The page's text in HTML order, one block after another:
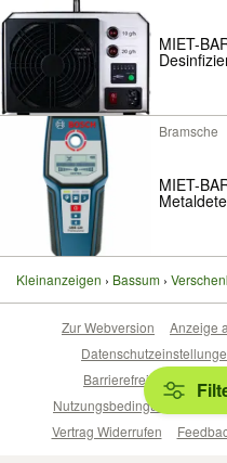
MIET-
Bramsche
MIET-BAR
Kleinanzeigen Bassum
Zur Webversion Anzeige
Barrierefreiheitserklärung
Nutzungsbedingungen
Vertrag Widerrufen